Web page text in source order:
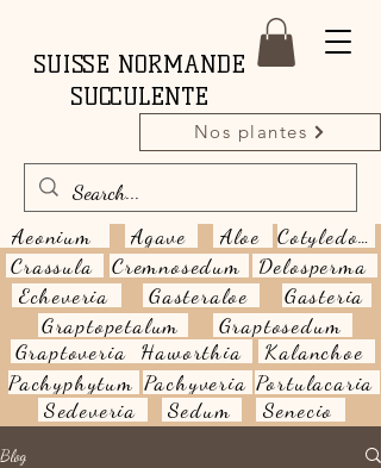
SUISSE NORMANDE
SUCCULENTE
Nos plantes
Aeonium Agave Aloe
Cotyledon
Crassula
Cremnosedum
Delosperma
Echeveria
Gasteraloe
Gasteria
Graptopetalum
Graptosedum
Graptoveria Haworthia
Kalanchoe
Pachyphytum Pachyveria
Sedeveria
Sedum
Portulacaria
Senecio
Blog